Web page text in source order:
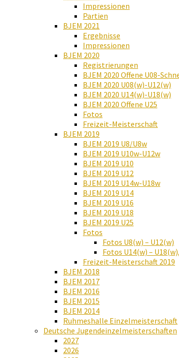
Impressionen
Partien
BJEM 2021
Ergebnisse
Impressionen
BJEM 2020
Registrierungen
BJEM 2020 Offene U08-
BJEM 2020 U08(w)-U12(w)
BJEM 2020 U14(w)-U18(w)
BJEM 2020 Offene U25
Fotos
Freizeit-Meisterschaft
BJEM 2019
BJEM 2019 U8/U8w
BJEM 2019 U10w-U12w
BJEM 2019 U10
BJEM 2019 U12
BJEM 2019 U14w-U18w
BJEM 2019 U14
BJEM 2019 U16
BJEM 2019 U18
BJEM 2019 U25
Fotos
Fotos U8(w) – U12(w)
Fotos U14(w) –
Freizeit-Meisterschaft 2019
BJEM 2018
BJEM 2017
BJEM 2016
BJEM 2015
BJEM 2014
Ruhmeshalle Einzelmeisterschaft
Deutsche Jugendeinzelmeisterschaften
2027
2026